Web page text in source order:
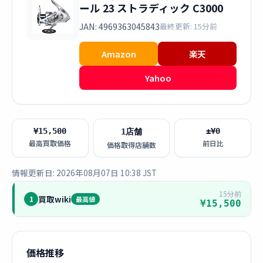
ール 23 ストラディック C3000
JAN: 4969363045843最終更新: 15分前
Amazon
楽天
Yahoo
¥15,500
最高買取価格
1店舗
価格取得店舗数
±¥0
前日比
情報更新日: 2026年08月07日 10:38 JST
1 買取wiki 最高値
15分前
¥15,500
価格推移